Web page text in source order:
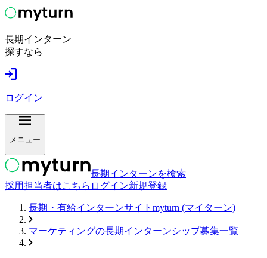
長期インターン
探すなら
ログイン
メニュー
長期インターンを検索
採用担当者はこちら ログイン新規登録
長期・有給インターンサイトmyturn (マイターン)
マーケティングの長期インターンシップ募集一覧